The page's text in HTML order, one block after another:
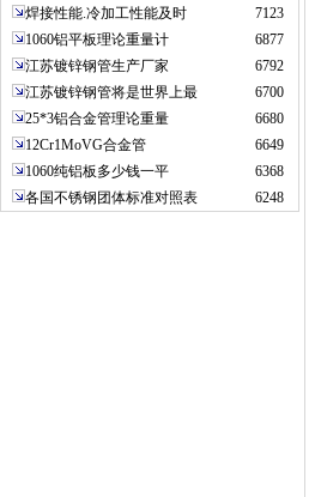
焊接性能.冷加工性能及时
7123
1060铝平板理论重量计
6877
江苏镀锌钢管生产厂家
6792
江苏镀锌钢管将是世界上最
6700
25*3铝合金管理论重量
6680
12Cr1MoVG合金管
6649
1060纯铝板多少钱一平
6368
各国不锈钢团体标准对照表
6248